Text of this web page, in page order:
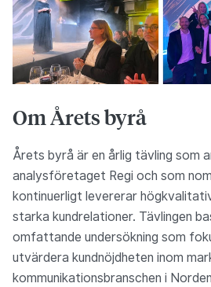
Om Årets byrå
Årets byrå är en årlig tävling som
analysföretaget Regi och som
kontinuerligt levererar
starka kundrelationer. Tävlingen
omfattande undersökning som
utvärdera kundnöjdheten inom
kommunikationsbranschen i